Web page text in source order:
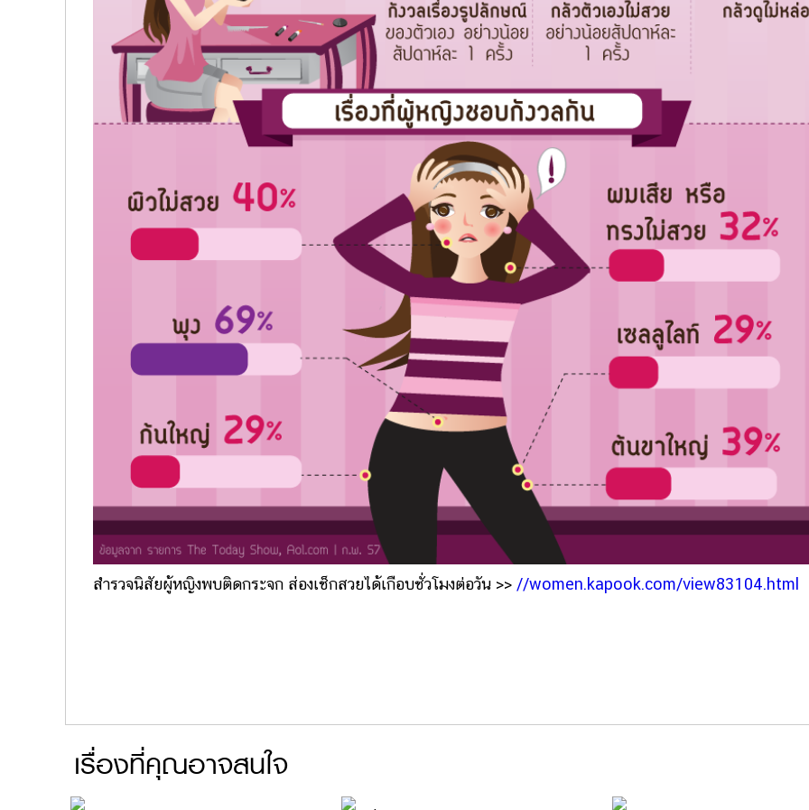
สำรวจนิสัยผู้หญิงพบติดกระจก ส่องเช็กสวยได้เกือบชั่วโมงต่อวัน >> //women.kapook.com/view83104.html
เรื่องที่คุณอาจสนใจ